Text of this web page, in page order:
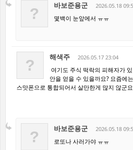
? 바보준용군 2026.05.18
몇백이 눈앞에서 ㅠㅠ
? 해색주 2026.05.17 23:04
여기도 주식 떡락의 피해자가
안을 얻을 수 있을까요? 요즘에
스맛폰으로 통합되어서 살만한게 많지 않군
? 바보준용군 2026.05.18
로또나 사러가야 ㅠㅠ